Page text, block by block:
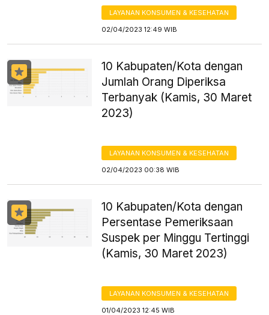
LAYANAN KONSUMEN & KESEHATAN
02/04/2023 12:49 WIB
10 Kabupaten/Kota dengan
Jumlah Orang Diperiksa
Terbanyak (Kamis, 30 Maret
2023)
LAYANAN KONSUMEN & KESEHATAN
02/04/2023 00:38 WIB
10 Kabupaten/Kota dengan
Persentase Pemeriksaan
Suspek per Minggu Tertinggi
(Kamis, 30 Maret 2023)
LAYANAN KONSUMEN & KESEHATAN
01/04/2023 12:45 WIB